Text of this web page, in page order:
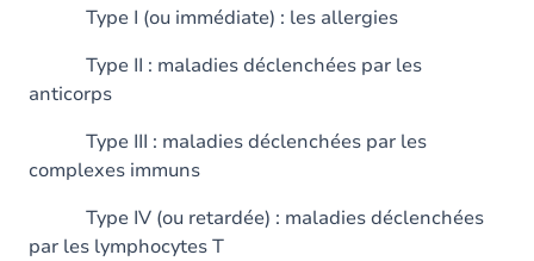
Type I (ou immédiate) : les allergies
Type II : maladies déclenchées par les
anticorps
Type III : maladies déclenchées par les
complexes immuns
Type IV (ou retardée) : maladies déclenchées
par les lymphocytes T